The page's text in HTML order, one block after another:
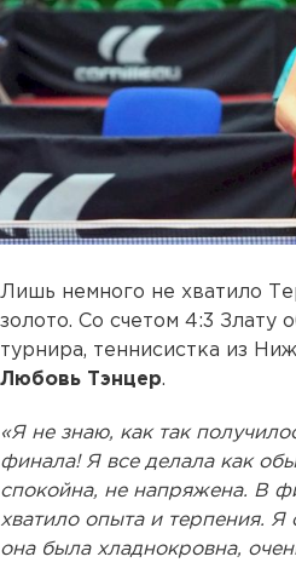
Лишь немного не хватило
золото. Со счетом 4:3 Злату
турнира, теннисистка из
Любовь Тэнцер.
«Я не знаю, как так
финала! Я все делала как
спокойна, не напряжена. В
хватило опыта и терпения. Я
она была хладнокровна,